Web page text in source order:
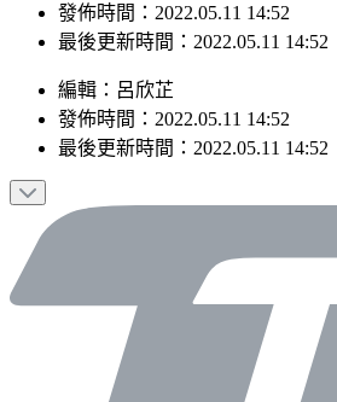
發佈時間：2022.05.11 14:52
最後更新時間：2022.05.11 14:52
編輯 ： 呂欣芷
發佈時間： 2022.05.11 14:52
最後更新時間： 2022.05.11 14:52